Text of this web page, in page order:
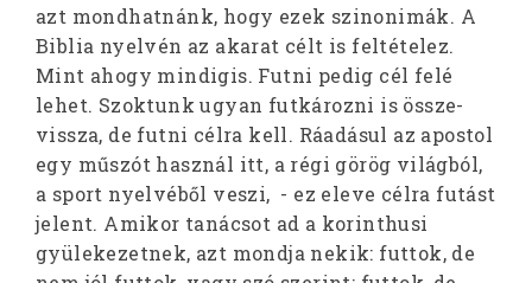
azt mondhatnánk, hogy ezek szinonimák. A
Biblia nyelvén az akarat célt is feltételez.
Mint ahogy mindigis. Futni pedig cél felé
lehet. Szoktunk ugyan futkározni is össze-
vissza, de futni célra kell. Ráadásul az apostol
egy műszót használ itt, a régi görög világból,
a sport nyelvéből veszi, - ez eleve célra futást
jelent. Amikor tanácsot ad a korinthusi
gyülekezetnek, azt mondja nekik: futtok, de